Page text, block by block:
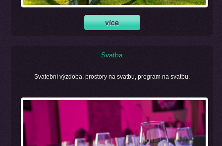
Svatba
Svatební výzdoba, prostory na svatbu, program na svatbu.